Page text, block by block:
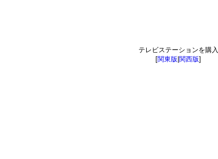
テレビステーションを購入
[関東版 関西版]